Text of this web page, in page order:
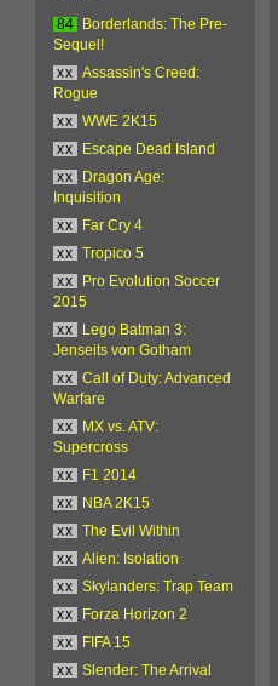
84
Borderlands: The Pre-
Sequel!
xx
Assassin's Creed:
Rogue
xx
WWE 2K15
xx
Escape Dead Island
xx
Dragon Age:
Inquisition
xx
Far Cry 4
xx
Tropico 5
xx
Pro Evolution Soccer
2015
xx
Lego Batman 3:
Jenseits von Gotham
xx
Call of Duty: Advanced
Warfare
xx
MX vs. ATV:
Supercross
xx
F1 2014
xx
NBA 2K15
xx
The Evil Within
xx
Alien: Isolation
xx
Skylanders: Trap Team
xx
Forza Horizon 2
xx
FIFA 15
xx
Slender: The Arrival